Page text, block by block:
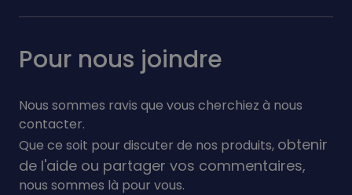
Pour nous joindre
Nous sommes ravis que vous cherchiez à nous
contacter.
Que ce soit pour discuter de nos produits, obtenir
de l'aide ou partager vos commentaires,
nous sommes là pour vous.